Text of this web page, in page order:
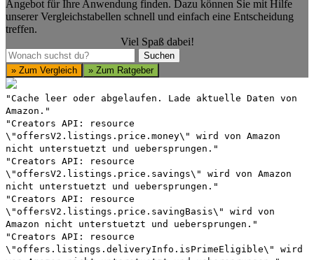
Angebot für Ihre Anwendung finden. Dazu können Sie mit Hilfe
unserer Vergleichstabellen schnell und einfach eine Entscheidung
treffen.
Viel Spaß dabei!
Suchen
Suchen
» Zum Vergleich
» Zum Ratgeber
"Cache leer oder abgelaufen. Lade aktuelle Daten von
Amazon."
"Creators API: resource
\"offersV2.listings.price.money\" wird von Amazon
nicht unterstuetzt und uebersprungen."
"Creators API: resource
\"offersV2.listings.price.savings\" wird von Amazon
nicht unterstuetzt und uebersprungen."
"Creators API: resource
\"offersV2.listings.price.savingBasis\" wird von
Amazon nicht unterstuetzt und uebersprungen."
"Creators API: resource
\"offers.listings.deliveryInfo.isPrimeEligible\" wird